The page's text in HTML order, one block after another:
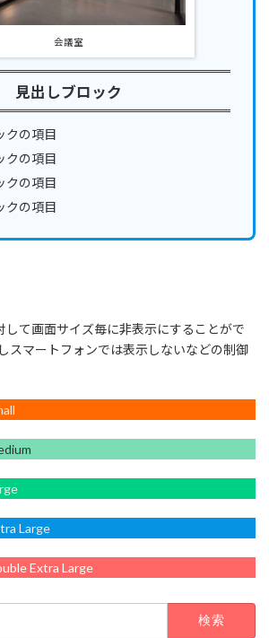
会議室
見出しブロック
クの項目
クの項目
クの項目
クの項目
して画面サイズ毎に非表示にすることがで
スマートフォンでは表示しないなどの制御
Large
Extra Large